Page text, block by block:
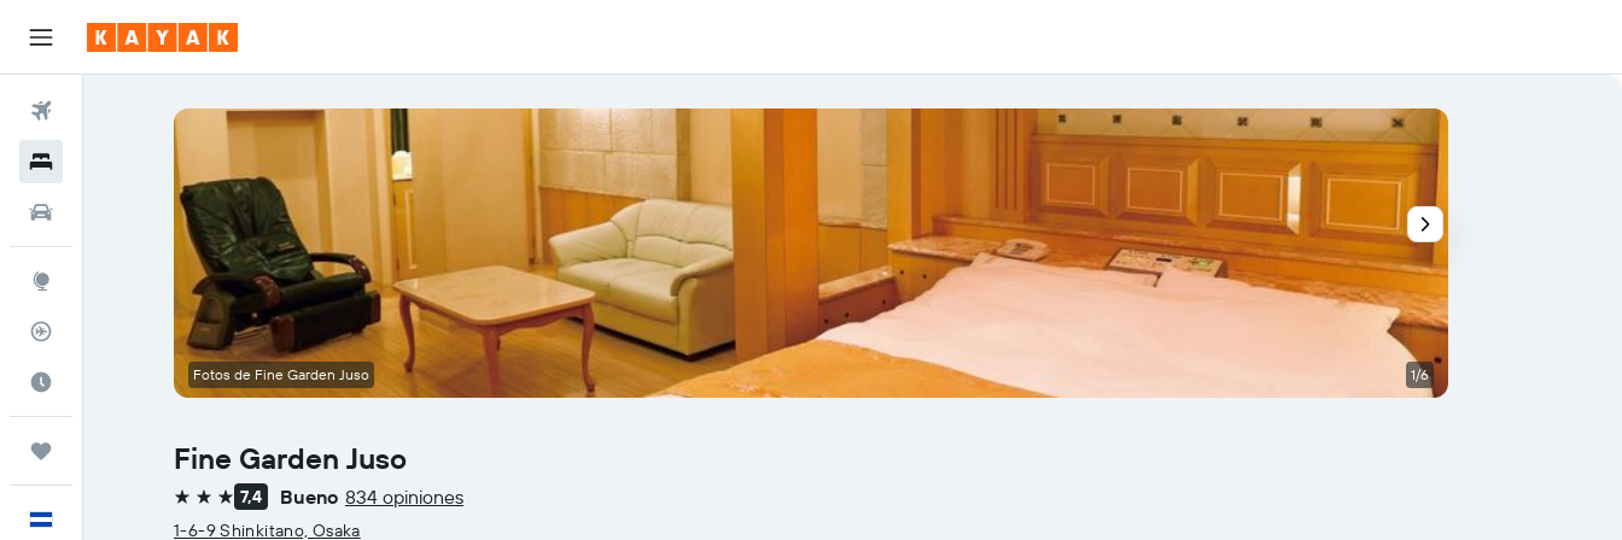
Fine Garden Juso
3 estrellas
7,4 Bueno 834 opiniones
1-6-9 Shinkitano, Osaka
Fotos de Fine Garden Juso 1/6